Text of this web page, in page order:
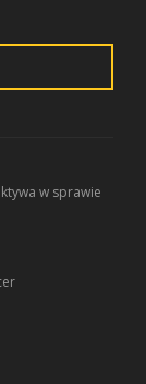
w sprawie